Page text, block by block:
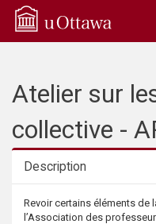
Q
Atelier sur
collective -
Description
Description
Revoir certains éléments de
l’Association des